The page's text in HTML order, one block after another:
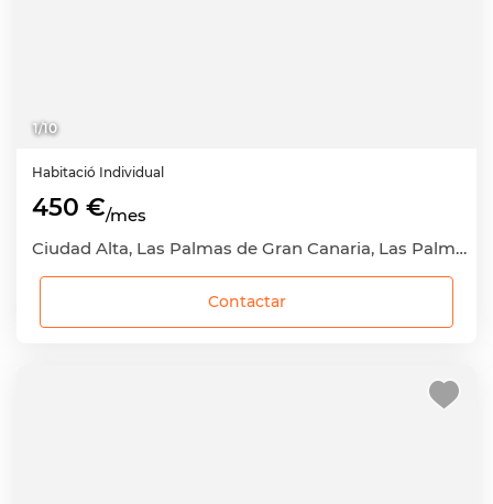
1/10
Habitació Individual
450 €/mes
Ciudad Alta, Las Palmas de Gran Canaria, Las Palmas
Contactar